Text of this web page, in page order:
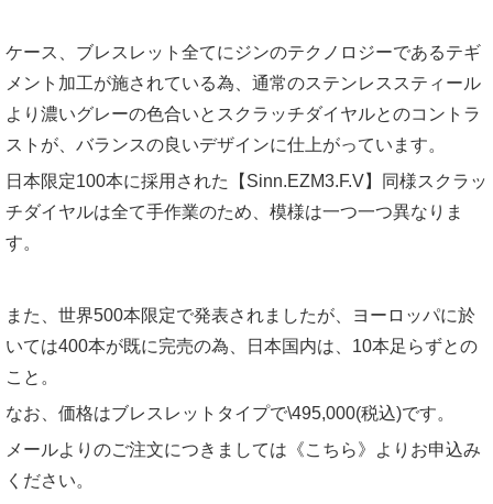
ケース、ブレスレット全てにジンのテクノロジーであるテギ
メント加工が施されている為、通常のステンレススティール
より濃いグレーの色合いとスクラッチダイヤルとのコントラ
ストが、バランスの良いデザインに仕上がっています。
日本限定100本に採用された【Sinn.EZM3.F.V】同様スクラッ
チダイヤルは全て手作業のため、模様は一つ一つ異なりま
す。
また、世界500本限定で発表されましたが、ヨーロッパに於
いては400本が既に完売の為、日本国内は、10本足らずとの
こと。
なお、価格はブレスレットタイプで\495,000(税込)です。
メールよりのご注文につきましては 《こちら》
よりお申込み
ください。